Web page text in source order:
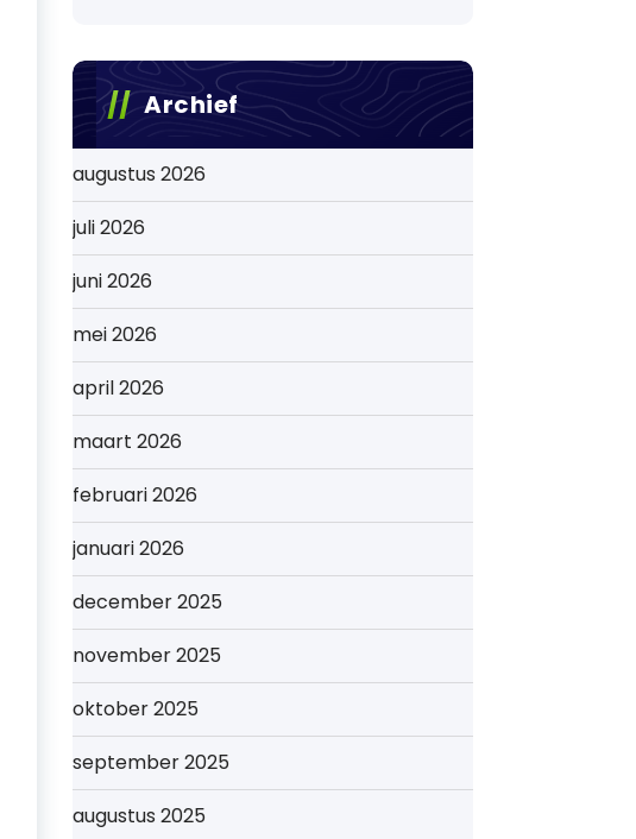
Archief
augustus 2026
juli 2026
juni 2026
mei 2026
april 2026
maart 2026
februari 2026
januari 2026
december 2025
november 2025
oktober 2025
september 2025
augustus 2025